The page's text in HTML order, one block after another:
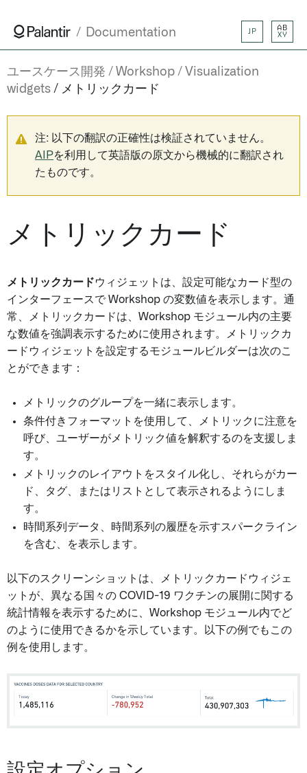
Documentation JP
AB
XY
ユースケース開発 Workshop
Visualization
widgets
メトリックカード
注: 以下の翻訳の正確性は検証されていません。
AIPを利用して英語版の原文から機械的に翻訳され
たものです。
メトリックカード
メトリックカードウィジェットは、設定可能なカード型の
インターフェースで Workshop の変数値を表示します。通
常、メトリックカードは、Workshop モジュール内の主要
な数値を強調表示するために使用されます。メトリックカ
ードウィジェットを設定するモジュールビルダーは次のこ
とができます：
メトリックのグループを一緒に表示します。
条件付きフォーマットを使用して、メトリックに注意を
呼び、ユーザーがメトリック値を解釈するのを支援しま
す。
メトリックのレイアウトをスタイル化し、それらがカー
ド、タグ、またはリストとして表示されるようにしま
す。
時間系列データ、時間系列の履歴を示すスパークライン
を含む、を表示します。
以下のスクリーンショットは、メトリックカードウィジェ
ットが、異なる国々の COVID-19 ワクチンの展開に関する
統計情報を表示するために、Workshop モジュール内でど
のように使用できるかを示しています。以下の例でもこの
例を使用します。